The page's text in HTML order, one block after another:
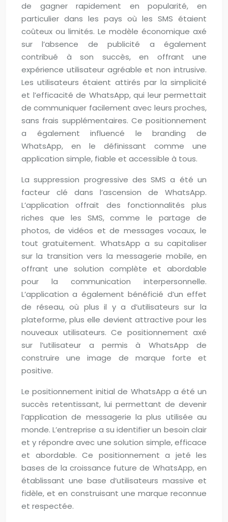
de gagner rapidement en popularité, en
particulier dans les pays où les SMS étaient
coûteux ou limités. Le modèle économique axé
sur l’absence de publicité a également
contribué à son succès, en offrant une
expérience utilisateur agréable et non intrusive.
Les utilisateurs étaient attirés par la simplicité
et l’efficacité de WhatsApp, qui leur permettait
de communiquer facilement avec leurs proches,
sans frais supplémentaires. Ce positionnement
a également influencé le branding de
WhatsApp, en le définissant comme une
application simple, fiable et accessible à tous.
La suppression progressive des SMS a été un
facteur clé dans l’ascension de WhatsApp.
L’application offrait des fonctionnalités plus
riches que les SMS, comme le partage de
photos, de vidéos et de messages vocaux, le
tout gratuitement. WhatsApp a su capitaliser
sur la transition vers la messagerie mobile, en
offrant une solution complète et abordable
pour la communication interpersonnelle.
L’application a également bénéficié d’un effet
de réseau, où plus il y a d’utilisateurs sur la
plateforme, plus elle devient attractive pour les
nouveaux utilisateurs. Ce positionnement axé
sur l’utilisateur a permis à WhatsApp de
construire une image de marque forte et
positive.
Le positionnement initial de WhatsApp a été un
succès retentissant, lui permettant de devenir
l’application de messagerie la plus utilisée au
monde. L’entreprise a su identifier un besoin clair
et y répondre avec une solution simple, efficace
et abordable. Ce positionnement a jeté les
bases de la croissance future de WhatsApp, en
établissant une base d’utilisateurs massive et
fidèle, et en construisant une marque reconnue
et respectée.